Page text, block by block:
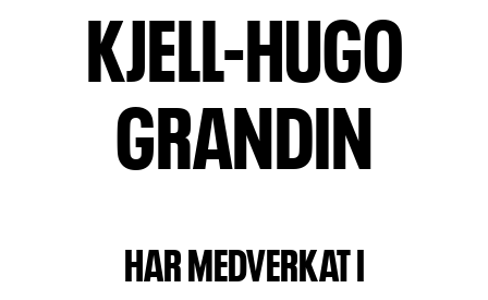
KJELL-HUGO
GRANDIN
HAR MEDVERKAT I